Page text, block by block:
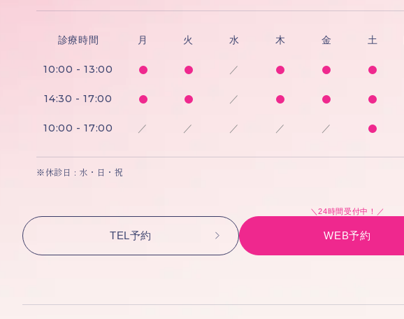
診療時間 月 火 水 木 金 土
10:00 - 13:00 ／
14:30 - 17:00 ／
10:00 - 17:00 ／ ／ ／ ／ ／
※休診日 : 水・日・祝
TEL予約
＼24時間受付中！／
WEB予約